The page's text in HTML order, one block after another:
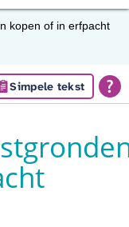
kopen of in erfpacht
Simpele tekst